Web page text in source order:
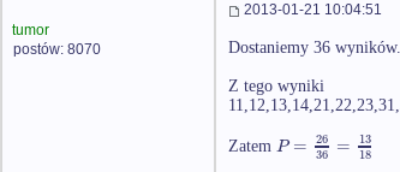
tumor
postów: 8070
2013-01-21 10:04:51
Dostaniemy 36 wyników.
Z tego wyniki
Zatem P = 26
36 = 13
18